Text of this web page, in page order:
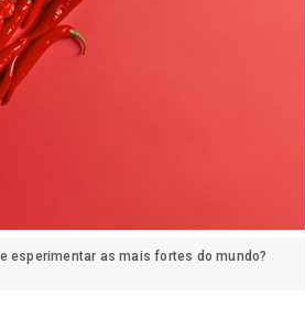
esperimentar as mais fortes do mundo?